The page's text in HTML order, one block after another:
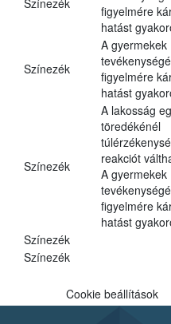
figyelmére
hatást
Színezék
A gyermekek
figyelmére
hatást
Színezék
A lakosság
töredékénél
reakciót
A gyermekek
figyelmére
hatást
Színezék
Színezék
Cookie beállítások